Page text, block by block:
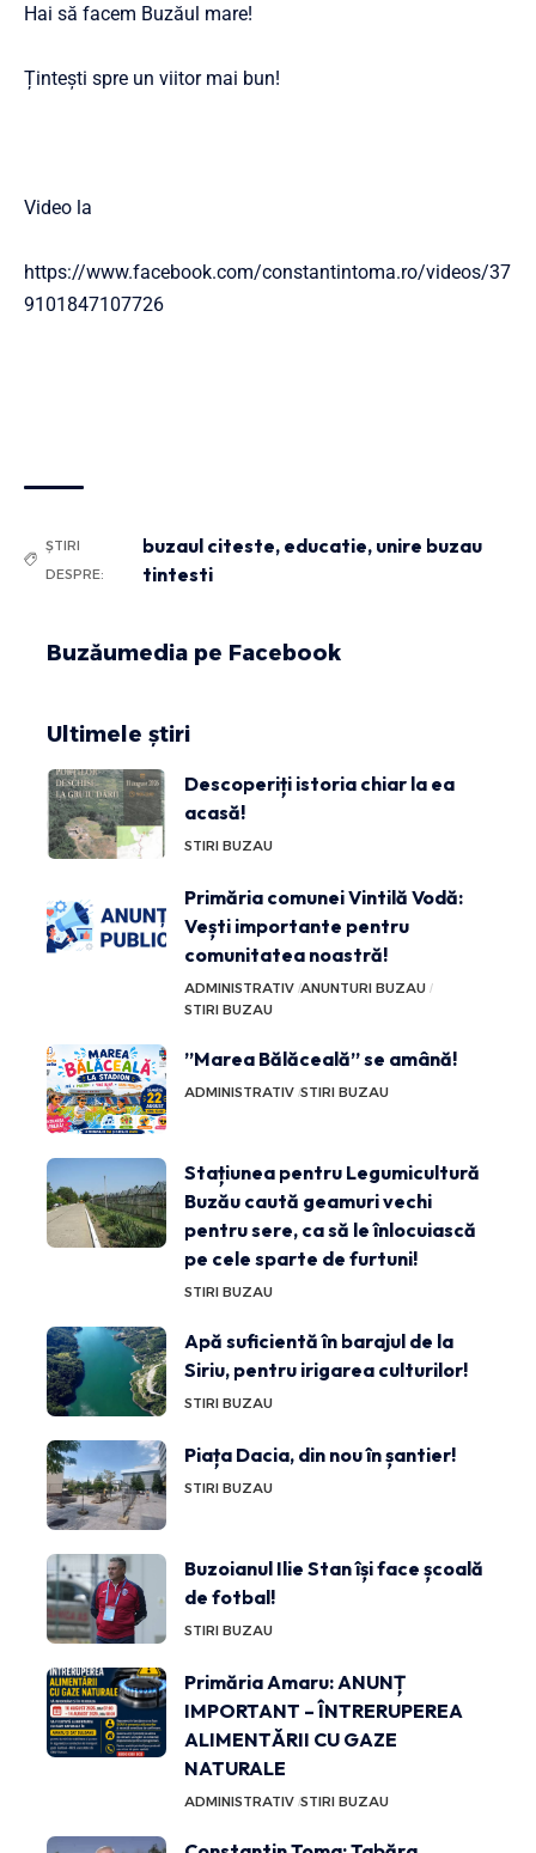
Hai să facem Buzăul mare!
Țintești spre un viitor mai bun!
Video la
https://www.facebook.com/constantintoma.ro/videos/37
9101847107726
ȘTIRI
DESPRE:
buzaul citeste, educatie, unire buzau
tintesti
Buzăumedia pe Facebook
Ultimele știri
Descoperiți istoria chiar la ea
acasă!
STIRI BUZAU
Primăria comunei Vintilă Vodă:
Vești importante pentru
comunitatea noastră!
ADMINISTRATIV ANUNTURI BUZAU
STIRI BUZAU
”Marea Bălăceală” se amână!
ADMINISTRATIV STIRI BUZAU
Stațiunea pentru Legumicultură
Buzău caută geamuri vechi
pentru sere, ca să le înlocuiască
pe cele sparte de furtuni!
STIRI BUZAU
Apă suficientă în barajul de la
Siriu, pentru irigarea culturilor!
STIRI BUZAU
Piața Dacia, din nou în șantier!
STIRI BUZAU
Buzoianul Ilie Stan își face școală
de fotbal!
STIRI BUZAU
Primăria Amaru: ANUNȚ
IMPORTANT – ÎNTRERUPEREA
ALIMENTĂRII CU GAZE
NATURALE
ADMINISTRATIV STIRI BUZAU